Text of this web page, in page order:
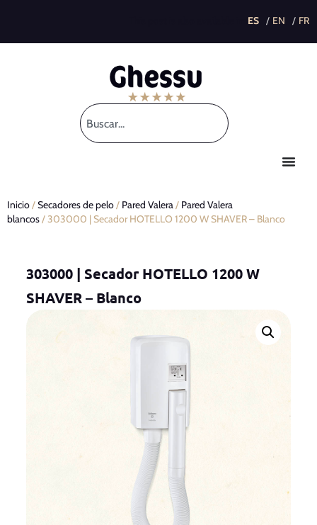
Inicio/Secadores de pelo/ Pared Valera/ Pared Valera
blancos/ 303000 | Secador HOTELLO 1200 W SHAVER – Blanco
303000 | Secador HOTELLO 1200 W
SHAVER – Blanco